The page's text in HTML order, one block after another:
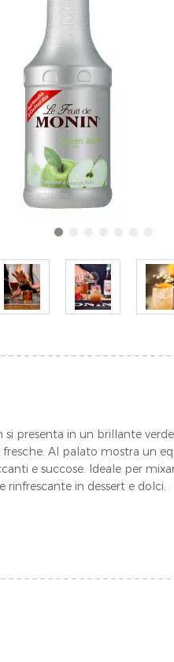
presenta in un brillante
Al palato mostra un
e succose. Ideale per
in dessert e dolci.